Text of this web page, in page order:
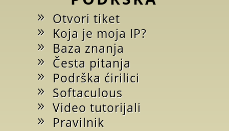
Otvori tiket
Koja je moja IP?
Baza znanja
Česta pitanja
Podrška ćirilici
Softaculous
Video tutorijali
Pravilnik